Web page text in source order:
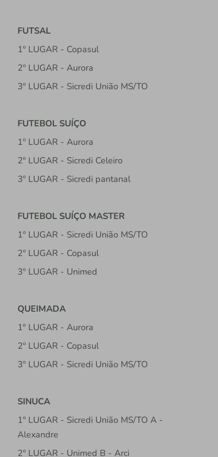
FUTSAL
1º LUGAR - Copasul
2º LUGAR - Aurora
3º LUGAR - Sicredi União MS/TO
FUTEBOL SUÍÇO
1º LUGAR - Aurora
2º LUGAR - Sicredi Celeiro
3º LUGAR - Sicredi pantanal
FUTEBOL SUÍÇO MASTER
1º LUGAR - Sicredi União MS/TO
2º LUGAR - Copasul
3º LUGAR - Unimed
QUEIMADA
1º LUGAR - Aurora
2º LUGAR - Copasul
3º LUGAR - Sicredi União MS/TO
SINUCA
1º LUGAR - Sicredi União MS/TO A -
Alexandre
2º LUGAR - Unimed B - Arci